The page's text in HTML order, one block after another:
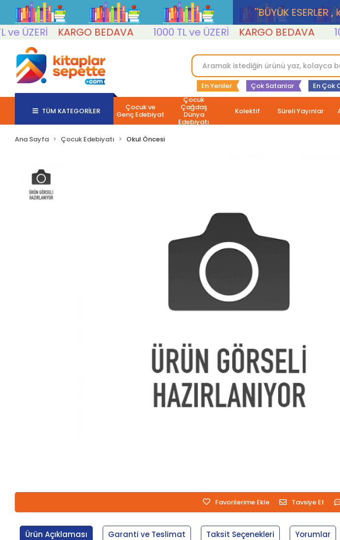
''BÜYÜK
KARGO BEDAVA 1000 TL ve ÜZERİ KARGO BEDAVA
En Yeniler Çok Satanlar En Çok
TÜM KATEGORİLER Çocuk ve
Genç Edebiyat
Çocuk
Çağdaş
Dünya
Edebiyatı
Kolektif Süreli Yayınlar
Ana Sayfa Çocuk Edebiyatı Okul Öncesi
Favorilerime Ekle Tavsiye Et
Ürün Açıklaması Garanti ve Teslimat Taksit Seçenekleri Yorumlar